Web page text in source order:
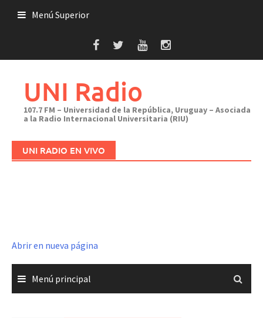
Menú Superior
UNI Radio
107.7 FM – Universidad de la República, Uruguay – Asociada
a la Radio Internacional Universitaria (RIU)
UNI RADIO EN VIVO
Abrir en nueva página
Menú principal